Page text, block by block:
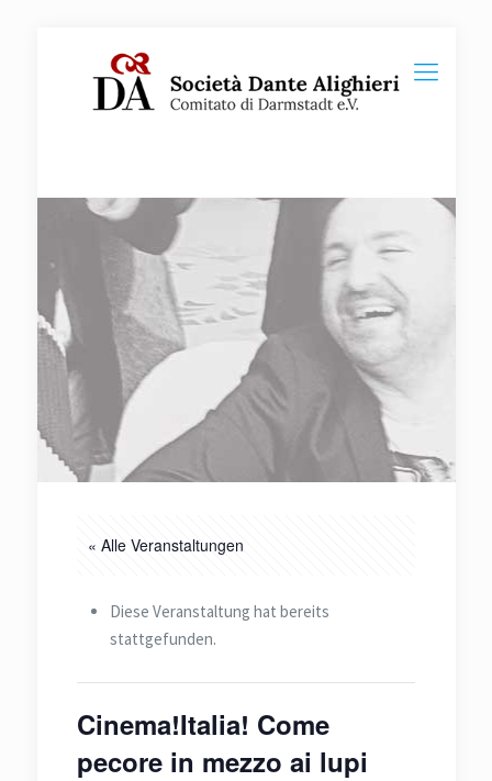
« Alle Veranstaltungen
Diese Veranstaltung hat bereits
stattgefunden.
Cinema!Italia! Come
pecore in mezzo ai lupi